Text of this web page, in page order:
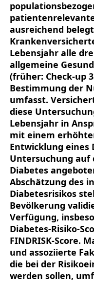
ausreichend
Lebensjahr alle
allgemeine
(früher: Check-up
Bestimmung der
umfasst.
diese
Lebensjahr in
mit einem
Entwicklung eines
Untersuchung auf
Diabetes
Abschätzung des
Diabetesrisikos
Bevölkerung
Verfügung,
Diabetes-Risiko-
FINDRISK-Score.
und assoziierte
die bei der
werden sollen,